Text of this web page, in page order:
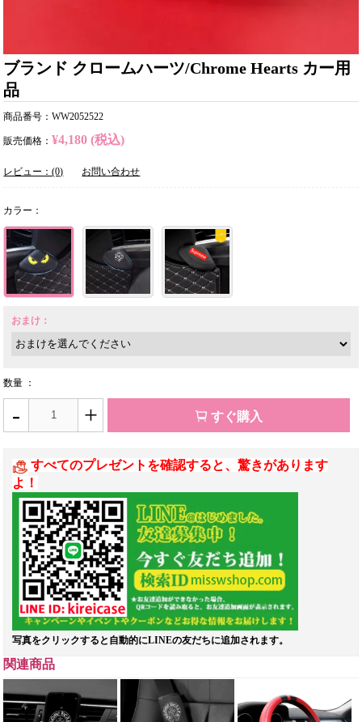
ブランド クロームハーツ/Chrome Hearts カー用
品
商品番号：WW2052522
販売価格： ¥4,180 (税込)
レビュー：(0) お問い合わせ
カラー：
おまけ：
数量 ：
- + すぐ購入
すべてのプレゼントを確認すると、驚きがあります
よ！
写真をクリックすると自動的にLINEの友だちに追加されます。
関連商品